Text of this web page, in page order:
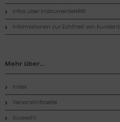
Infos über InstrumenteNRW
Informationen zur Echtheit von
Mehr über...
Index
Versandinfoseite
Auswahl